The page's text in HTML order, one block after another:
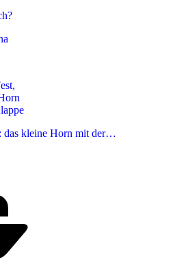
das kleine Horn mit der…